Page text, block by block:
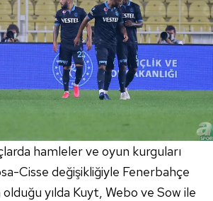
hamleler ve oyun kurguları
Cisse değişikliğiyle Fenerbahçe
yılda Kuyt, Webo ve Sow ile